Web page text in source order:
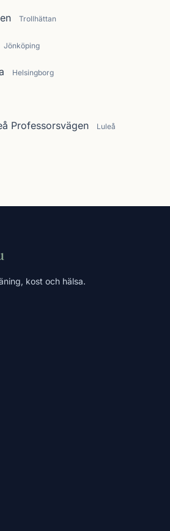
Trollhättan
Jönköping
Helsingborg
Professorsvägen Luleå
kost och hälsa.